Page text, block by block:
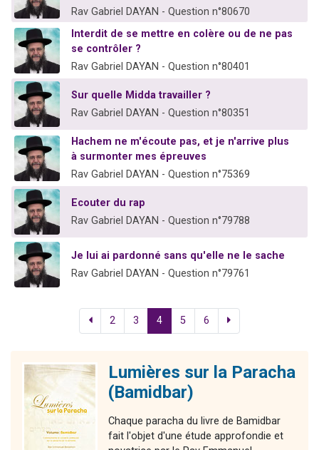
Rav Gabriel DAYAN - Question n°80670
Interdit de se mettre en colère ou de ne pas
se contrôler ?
Rav Gabriel DAYAN - Question n°80401
Sur quelle Midda travailler ?
Rav Gabriel DAYAN - Question n°80351
Hachem ne m'écoute pas, et je n'arrive plus
à surmonter mes épreuves
Rav Gabriel DAYAN - Question n°75369
Ecouter du rap
Rav Gabriel DAYAN - Question n°79788
Je lui ai pardonné sans qu'elle ne le sache
Rav Gabriel DAYAN - Question n°79761
2 3 4 5 6
Lumières sur la Paracha
(Bamidbar)
Chaque paracha du livre de Bamidbar
fait l'objet d'une étude approfondie et